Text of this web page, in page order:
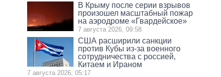
В Крыму после серии взрывов
произошел масштабный пожар
на аэродроме «Гвардейское»
7 августа 2026, 09:58
США расширили санкции
против Кубы из-за военного
сотрудничества с россией,
Китаем и Ираном
7 августа 2026, 05:17